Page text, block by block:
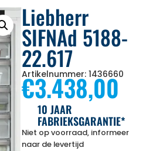
Liebherr
SIFNAd 5188-
22.617
Artikelnummer: 1436660
€3.438,00
10 JAAR
FABRIEKSGARANTIE*
Niet op voorraad, informeer
naar de levertijd